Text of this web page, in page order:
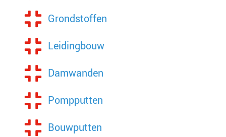
Grondstoffen
Leidingbouw
Damwanden
Pompputten
Bouwputten